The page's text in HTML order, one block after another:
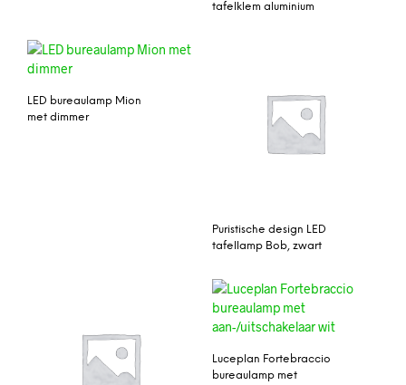
tafelklem aluminium
LED bureaulamp Mion
met dimmer
Puristische design LED
tafellamp Bob, zwart
Luceplan Fortebraccio
bureaulamp met